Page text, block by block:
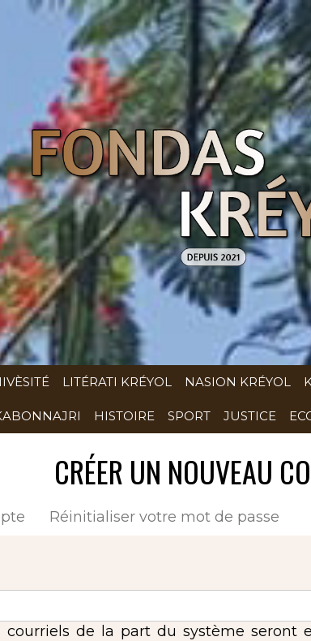
LITÉRATI KRÉYOL NASION KRÉYOL
HISTOIRE SPORT JUSTICE
CRÉER UN NOUVEAU
(onglet actif)
Réinitialiser votre mot de passe
courriels de la part du système seront